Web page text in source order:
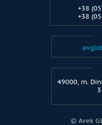
© Avek
+38
+38
49000, m.